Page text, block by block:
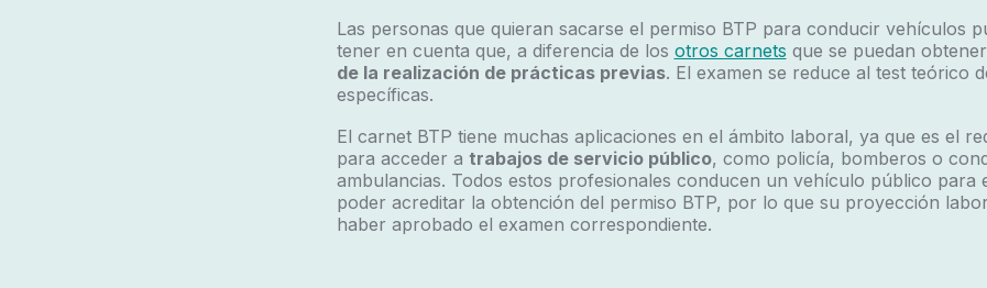
Las personas que quieran sacarse el permiso BTP para conducir vehículos
tener en cuenta que, a diferencia de los otros carnets que se puedan
de la realización de prácticas previas. El examen se reduce al test teórico
específicas.
El carnet BTP tiene muchas aplicaciones en el ámbito laboral, ya que es el
para acceder a trabajos de servicio público, como policía, bomberos o
ambulancias. Todos estos profesionales conducen un vehículo público para
poder acreditar la obtención del permiso BTP, por lo que su proyección
haber aprobado el examen correspondiente.